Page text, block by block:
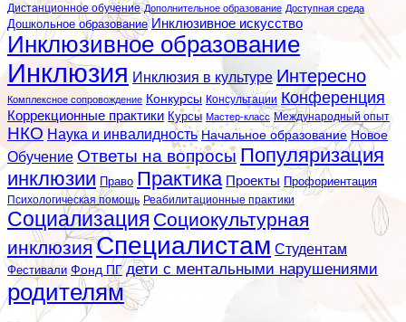
Дистанционное обучение Дополнительное образование Доступная среда
Дошкольное образование Инклюзивное искусство
Инклюзивное образование
Инклюзия Инклюзия в культуре Интересно
Комплексное сопровождение Конкурсы Консультации Конференция
Коррекционные практики Курсы Мастер-класс Международный опыт
НКО Наука и инвалидность Начальное образование Новое
Обучение Ответы на вопросы Популяризация
инклюзии Право Практика Проекты Профориентация
Психологическая помощь Реабилитационные практики
Социализация Социокультурная
инклюзияСпециалистам Студентам
Фестивали Фонд ПГ дети с ментальными нарушениями
родителям